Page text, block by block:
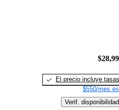
El precio incluye tasas
$550/mes
Verif. disponibilidad